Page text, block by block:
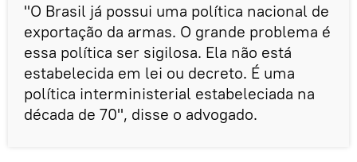
"O Brasil já possui uma política nacional de
exportação da armas. O grande problema é
essa política ser sigilosa. Ela não está
estabelecida em lei ou decreto. É uma
política interministerial estabeleciada na
década de 70", disse o advogado.